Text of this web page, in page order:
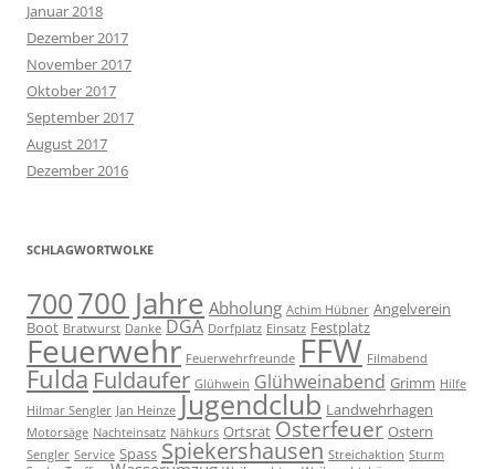
Januar 2018
Dezember 2017
November 2017
Oktober 2017
September 2017
August 2017
Dezember 2016
SCHLAGWORTWOLKE
700700 Jahre Abholung Achim Hübner Angelverein
Boot Bratwurst Danke DGA Dorfplatz Einsatz Festplatz
Feuerwehr Feuerwehrfreunde FFW Filmabend
Fulda Fuldaufer Glühwein Glühweinabend Grimm Hilfe
Hilmar Sengler Jan Heinze Jugendclub Landwehrhagen
Motorsäge Nachteinsatz Nähkurs Ortsrat Osterfeuer Ostern
Sengler Service Spass Spiekershausen Streichaktion Sturm